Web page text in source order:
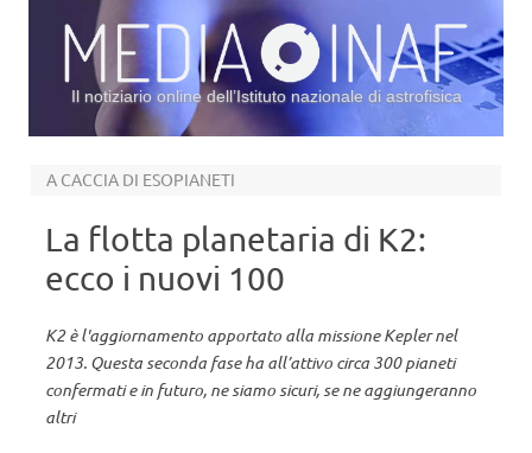
Il notiziario online dell’Istituto nazionale di astrofisica
A CACCIA DI ESOPIANETI
La flotta planetaria di K2:
ecco i nuovi 100
K2 è l'aggiornamento apportato alla missione Kepler nel
2013. Questa seconda fase ha all’attivo circa 300 pianeti
confermati e in futuro, ne siamo sicuri, se ne aggiungeranno
altri